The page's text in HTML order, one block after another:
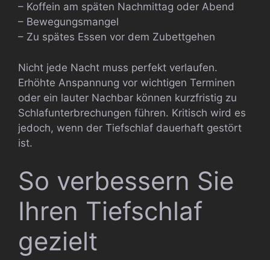
– Koffein am späten Nachmittag oder Abend
– Bewegungsmangel
– Zu spätes Essen vor dem Zubettgehen
Nicht jede Nacht muss perfekt verlaufen.
Erhöhte Anspannung vor wichtigen Terminen
oder ein lauter Nachbar können kurzfristig zu
Schlafunterbrechungen führen. Kritisch wird es
jedoch, wenn der Tiefschlaf dauerhaft gestört
ist.
So verbessern Sie
Ihren Tiefschlaf
gezielt